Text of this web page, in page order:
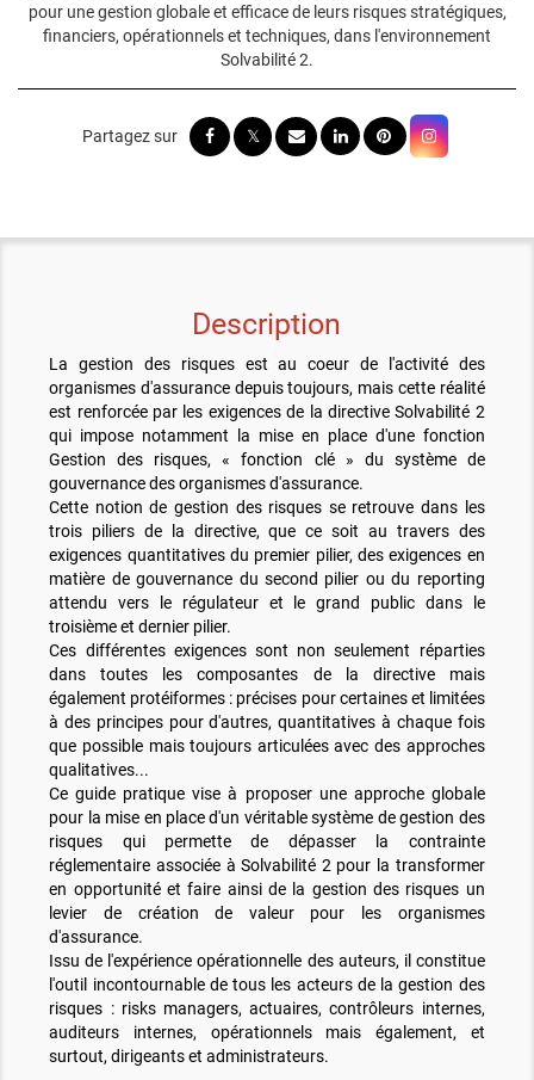
pour une gestion globale et efficace de leurs risques stratégiques,
financiers, opérationnels et techniques, dans l'environnement
Solvabilité 2.
Description
La gestion des risques est au coeur de l'activité des
organismes d'assurance depuis toujours, mais cette réalité
est renforcée par les exigences de la directive Solvabilité 2
qui impose notamment la mise en place d'une fonction
Gestion des risques, « fonction clé » du système de
gouvernance des organismes d'assurance.
Cette notion de gestion des risques se retrouve dans les
trois piliers de la directive, que ce soit au travers des
exigences quantitatives du premier pilier, des exigences en
matière de gouvernance du second pilier ou du reporting
attendu vers le régulateur et le grand public dans le
troisième et dernier pilier.
Ces différentes exigences sont non seulement réparties
dans toutes les composantes de la directive mais
également protéiformes : précises pour certaines et limitées
à des principes pour d'autres, quantitatives à chaque fois
que possible mais toujours articulées avec des approches
qualitatives...
Ce guide pratique vise à proposer une approche globale
pour la mise en place d'un véritable système de gestion des
risques qui permette de dépasser la contrainte
réglementaire associée à Solvabilité 2 pour la transformer
en opportunité et faire ainsi de la gestion des risques un
levier de création de valeur pour les organismes
d'assurance.
Issu de l'expérience opérationnelle des auteurs, il constitue
l'outil incontournable de tous les acteurs de la gestion des
risques : risks managers, actuaires, contrôleurs internes,
auditeurs internes, opérationnels mais également, et
surtout, dirigeants et administrateurs.